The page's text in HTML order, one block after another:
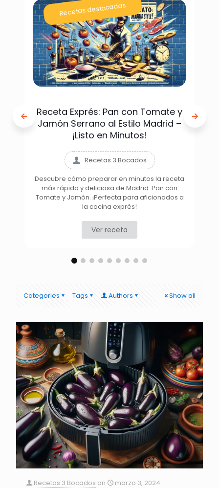
Recetas destacadas
Receta Exprés: Pan con Tomate y
Jamón Serrano al Estilo Madrid –
¡Listo en Minutos!
Recetas 3 Bocados
Descubre cómo preparar en minutos la receta
más rápida y deliciosa de Madrid: Pan con
Tomate y Jamón. ¡Perfecta para aficionados a
la cocina exprés!
Ver receta
Categories Tags Authors Show all
Recetas 3 Bocados on
marzo 3, 2024